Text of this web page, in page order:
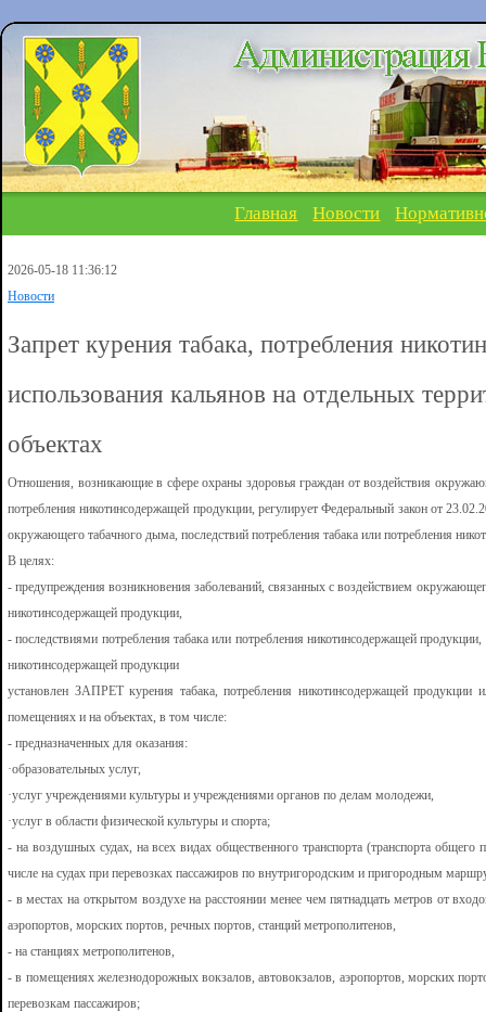
Главная Новости
2026-05-18 11:36:12
Новости
Запрет курения табака, потребления
использования кальянов на отдельных
объектах
Отношения, возникающие в сфере охраны здоровья граждан от воздействия
потребления никотинсодержащей продукции, регулирует Федеральный закон от
окружающего табачного дыма, последствий потребления табака или потребления
В целях:
- предупреждения возникновения заболеваний, связанных с воздействием
никотинсодержащей продукции,
- последствиями потребления табака или потребления никотинсодержащей
никотинсодержащей продукции
установлен ЗАПРЕТ курения табака, потребления никотинсодержащей продукции
помещениях и на объектах, в том числе:
- предназначенных для оказания:
·образовательных услуг,
·услуг учреждениями культуры и учреждениями органов по делам молодежи,
·услуг в области физической культуры и спорта;
- на воздушных судах, на всех видах общественного транспорта (транспорта
числе на судах при перевозках пассажиров по внутригородским и пригородным
- в местах на открытом воздухе на расстоянии менее чем пятнадцать метров от
аэропортов, морских портов, речных портов, станций метрополитенов,
- на станциях метрополитенов,
- в помещениях железнодорожных вокзалов, автовокзалов, аэропортов, морских
перевозкам пассажиров;